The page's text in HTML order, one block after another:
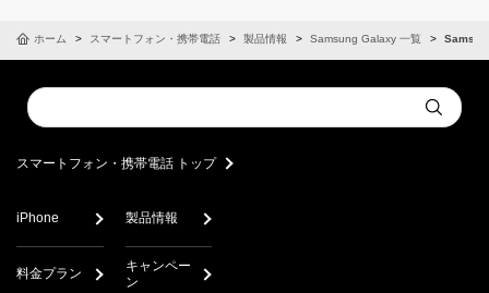
ホーム スマートフォン・携帯電話 製品情報 Samsung Galaxy 一覧
Conduct
a
Submit
スマートフォン・携帯電話 トップ
iPhone 製品情報
料金プラン
キャンペー
ン